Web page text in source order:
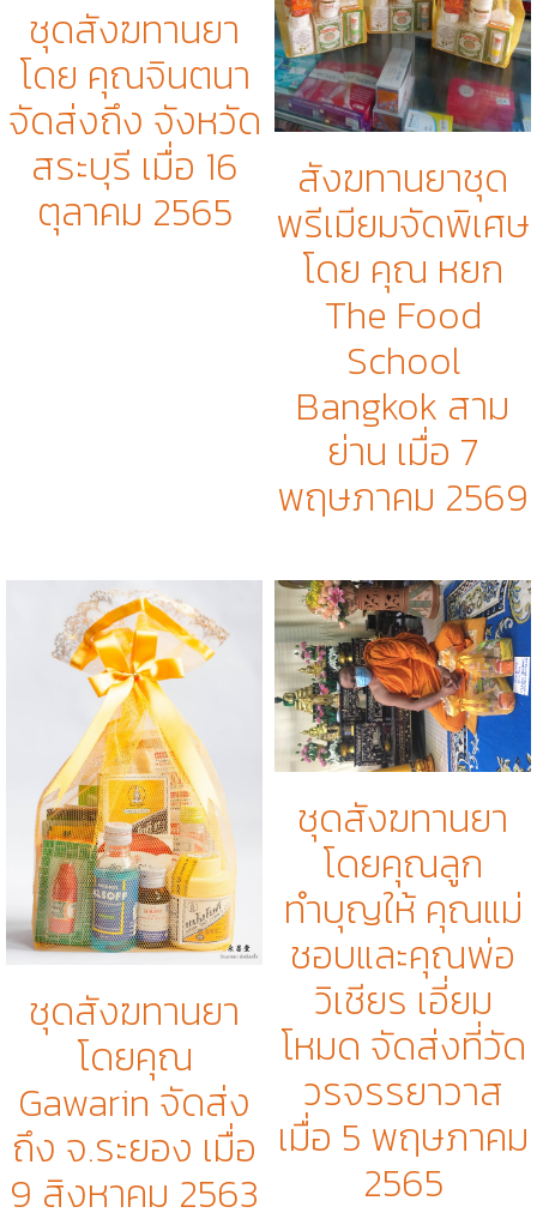
ชุดสังฆทานยา
โดย คุณจินตนา
จัดส่งถึง จังหวัด
สระบุรี เมื่อ 16
ตุลาคม 2565
สังฆทานยาชุด
พรีเมียมจัดพิเศษ
โดย คุณ หยก
The Food
School
Bangkok สาม
ย่าน เมื่อ 7
พฤษภาคม 2569
ชุดสังฆทานยา
โดยคุณ
Gawarin จัดส่ง
ถึง จ.ระยอง เมื่อ
9 สิงหาคม 2563
ชุดสังฆทานยา
โดยคุณลูก
ทำบุญให้ คุณแม่
ชอบและคุณพ่อ
วิเชียร เอี่ยม
โหมด จัดส่งที่วัด
วรจรรยาวาส
เมื่อ 5 พฤษภาคม
2565